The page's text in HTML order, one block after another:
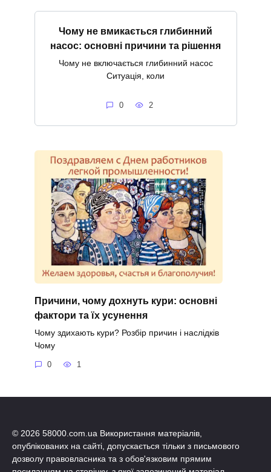
Чому не вмикається глибинний
насос: основні причини та рішення
Чому не включається глибинний насос
Ситуація, коли
0 2
Причини, чому дохнуть кури: основні
фактори та їх усунення
Чому здихають кури? Розбір причин і наслідків
Чому
0 1
© 2026 58000.com.ua Використання матеріалів,
опублікованих на сайті, допускається тільки з письмового
дозволу правовласника та з обов'язковим прямим